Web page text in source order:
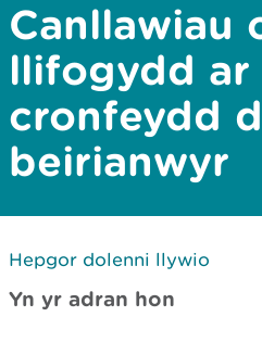
Canllawiau
llifogydd ar
cronfeydd
beirianwyr
Hepgor dolenni llywio
Yn yr adran hon